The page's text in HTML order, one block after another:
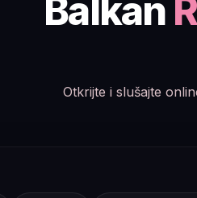
Balkan
Otkrijte i slušajte